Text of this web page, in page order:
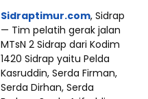
Sidraptimur.com, Sidrap
— Tim pelatih gerak jalan
MTsN 2 Sidrap dari Kodim
1420 Sidrap yaitu Pelda
Kasruddin, Serda Firman,
Serda Dirhan, Serda